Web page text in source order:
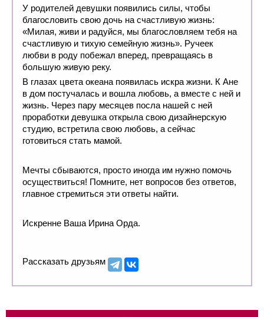
У родителей девушки появились силы, чтобы
благословить свою дочь на счастливую жизнь:
«Милая, живи и радуйся, мы благословляем тебя на
счастливую и тихую семейную жизнь». Ручеек
любви в роду побежал вперед, превращаясь в
большую живую реку.
В глазах цвета океана появилась искра жизни. К Ане
в дом постучалась и вошла любовь, а вместе с ней и
жизнь. Через пару месяцев посла нашей с ней
проработки девушка открыла свою дизайнерскую
студию, встретила свою любовь, а сейчас
готовиться стать мамой.
Мечты сбываются, просто иногда им нужно помочь
осуществиться! Помните, нет вопросов без ответов,
главное стремиться эти ответы найти.
Искренне Ваша Ирина Орда.
Рассказать друзьям